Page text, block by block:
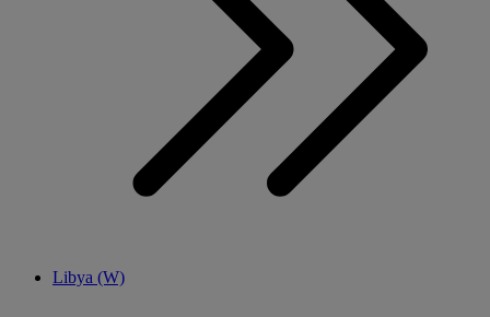
Libya (W)